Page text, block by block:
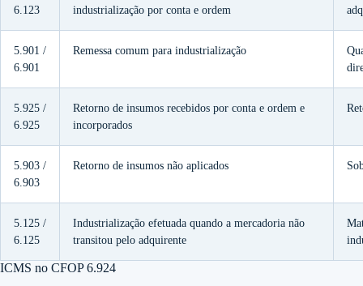
6.123
industrialização por conta e ordem
5.901 /
6.901
Remessa comum para industrialização
5.925 /
6.925
Retorno de insumos recebidos por conta e ordem e
incorporados
5.903 /
6.903
Retorno de insumos não aplicados
5.125 /
6.125
Industrialização efetuada quando a mercadoria não
transitou pelo adquirente
ICMS no CFOP 6.924